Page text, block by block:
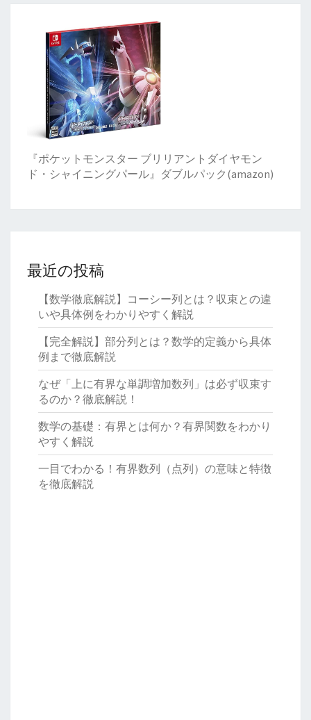
『ポケットモンスター ブリリアントダイヤモン
ド・シャイニングパール』ダブルパック(amazon)
最近の投稿
【数学徹底解説】コーシー列とは？収束との違
いや具体例をわかりやすく解説
【完全解説】部分列とは？数学的定義から具体
例まで徹底解説
なぜ「上に有界な単調増加数列」は必ず収束す
るのか？徹底解説！
数学の基礎：有界とは何か？有界関数をわかり
やすく解説
一目でわかる！有界数列（点列）の意味と特徴
を徹底解説